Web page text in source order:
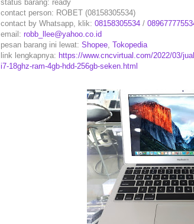
status barang: ready
contact person: ROBET (08158305534)
contact by Whatsapp, klik: 08158305534 /
email: robb_llee@yahoo.co.id
pesan barang ini lewat: Shopee, Tokopedia
link lengkapnya: https://www.cncvirtual.com/2022/03/
i7-18ghz-ram-4gb-hdd-256gb-seken.html